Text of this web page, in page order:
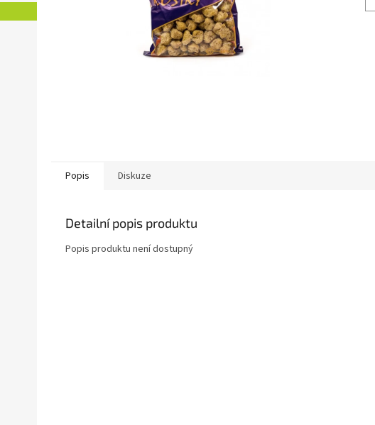
Popis Diskuze
Detailní popis produktu
Popis produktu není dostupný